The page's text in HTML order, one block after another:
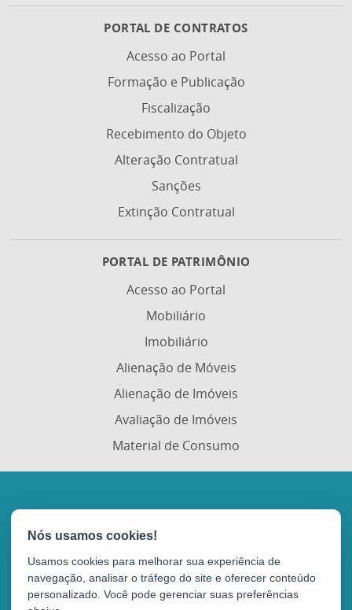
PORTAL DE CONTRATOS
Acesso ao Portal
Formação e Publicação
Fiscalização
Recebimento do Objeto
Alteração Contratual
Sanções
Extinção Contratual
PORTAL DE PATRIMÔNIO
Acesso ao Portal
Mobiliário
Imobiliário
Alienação de Móveis
Alienação de Imóveis
Avaliação de Imóveis
Material de Consumo
Portal de Compras Governamentais (Portal de
Compras)
Avenida Vitória, nº 2703 - Horto
CEP: 29045-160 - Vitória / ES (SEGER)
Usamos cookies para melhorar sua experiência de
navegação, analisar o tráfego do site e oferecer conteúdo
personalizado. Você pode gerenciar suas preferências